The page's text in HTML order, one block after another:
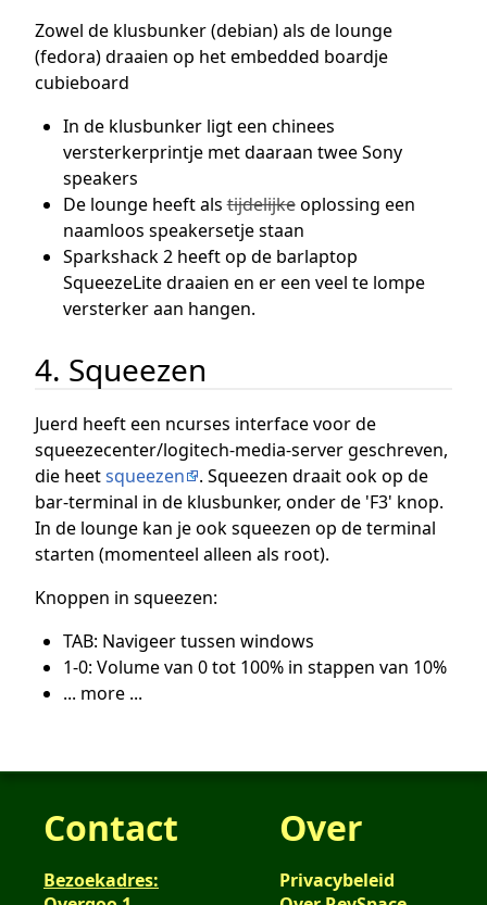
Zowel de klusbunker (debian) als de lounge
(fedora) draaien op het embedded boardje
cubieboard
In de klusbunker ligt een chinees
versterkerprintje met daaraan twee Sony
speakers
De lounge heeft alstijdelijkeoplossing een
naamloos speakersetje staan
Sparkshack 2 heeft op de barlaptop
SqueezeLite draaien en er een veel te lompe
versterker aan hangen.
4. Squeezen
Juerd heeft een ncurses interface voor de
squeezecenter/logitech-media-server geschreven,
die heetsqueezen
. Squeezen draait ook op de
bar-terminal in de klusbunker, onder de 'F3' knop.
In de lounge kan je ook squeezen op de terminal
starten (momenteel alleen als root).
Knoppen in squeezen:
TAB: Navigeer tussen windows
1-0: Volume van 0 tot 100% in stappen van 10%
... more ...
Contact
Bezoekadres:
Over
Privacybeleid